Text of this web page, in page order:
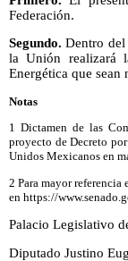
Federación.
Segundo. Dentro del
la Unión realizará
Energética que sean
Notas
1 Dictamen de las
proyecto de Decreto
Unidos Mexicanos en
2 Para mayor
en https://
Palacio Legislativo
Diputado Justino